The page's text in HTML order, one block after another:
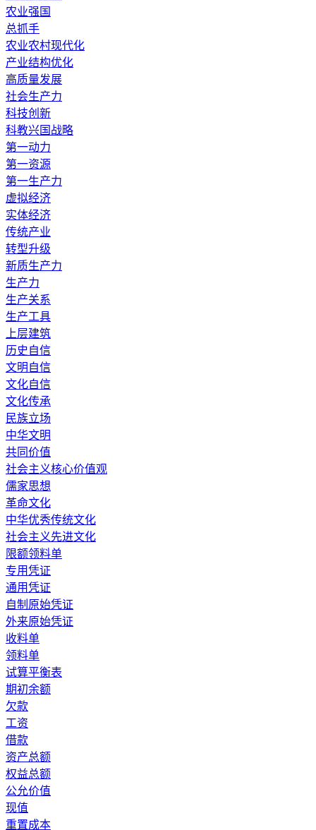
农业强国
总抓手
农业农村现代化
产业结构优化
高质量发展
社会生产力
科技创新
科教兴国战略
第一动力
第一资源
第一生产力
虚拟经济
实体经济
传统产业
转型升级
新质生产力
生产力
生产关系
生产工具
上层建筑
历史自信
文明自信
文化自信
文化传承
民族立场
中华文明
共同价值
社会主义核心价值观
儒家思想
革命文化
中华优秀传统文化
社会主义先进文化
限额领料单
专用凭证
通用凭证
自制原始凭证
外来原始凭证
收料单
领料单
试算平衡表
期初余额
欠款
工资
借款
资产总额
权益总额
公允价值
现值
重置成本